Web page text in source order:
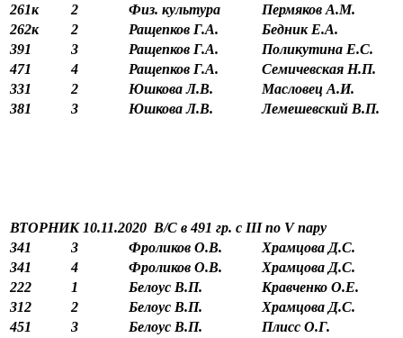
261к
2 Физ. культура
Пермяков А.М.
262к
2 Ращепков Г.А.
Бедник Е.А.
391
3 Ращепков Г.А.
Поликутина Е.С.
471
4 Ращепков Г.А.
Семичевская Н.П.
331
2 Юшкова Л.В.
Масловец А.И.
381
3 Юшкова Л.В. Лемешевский В.П.
ВТОРНИК 10.11.2020 В/С в 491 гр. с III по Vпару
341
3 Фроликов О.В.
Храмцова Д.С.
341
4 Фроликов О.В.
Храмцова Д.С.
222
1 Белоус В.П.
Кравченко О.Е.
312
2 Белоус В.П.
Храмцова Д.С.
451
3 Белоус В.П. Плисс О.Г.